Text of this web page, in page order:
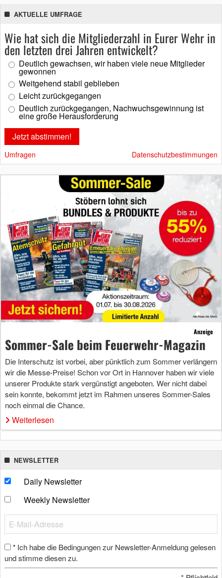
AKTUELLE UMFRAGE
Wie hat sich die Mitgliederzahl in Eurer Wehr in
den letzten drei Jahren entwickelt?
Deutlich gewachsen, wir haben viele neue Mitglieder
gewonnen
Weitgehend stabil geblieben
Leicht zurückgegangen
Deutlich zurückgegangen, Nachwuchsgewinnung ist
eine große Herausforderung
Umfragen Datenschutzbestimmungen
Anzeige
Sommer-Sale beim Feuerwehr-Magazin
Die Interschutz ist vorbei, aber pünktlich zum Sommer verlängern
wir die Messe-Preise! Schon vor Ort in Hannover haben wir viele
unserer Produkte stark vergünstigt angeboten. Wer nicht dabei
sein konnte, bekommt jetzt im Rahmen unseres Sommer-Sales
noch einmal die Chance.
Weiterlesen
NEWSLETTER
Daily Newsletter
Weekly Newsletter
* Ich habe die Bedingungen zur Newsletter-Anmeldung gelesen
und stimme diesen zu.